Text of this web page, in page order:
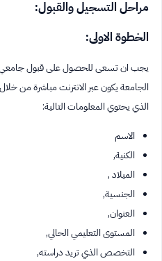
مراحل التسجيل والقبول:
الخطوة الاولى:
يجب ان تسعى للحصول على قبول جامعي
الجامعة يكون عبر الانترنت مباشرة من
الذي يحتوي المعلومات التالية:
الاسم
الكنية,
الميلاد ,
الجنسية,
العنوان,
المستوى التعليمي الحالي,
التخصص الذي تريد دراسته,